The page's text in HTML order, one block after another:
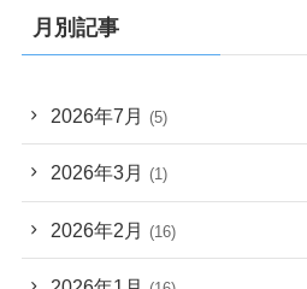
月別記事
2026年7月 (5)
2026年3月 (1)
2026年2月 (16)